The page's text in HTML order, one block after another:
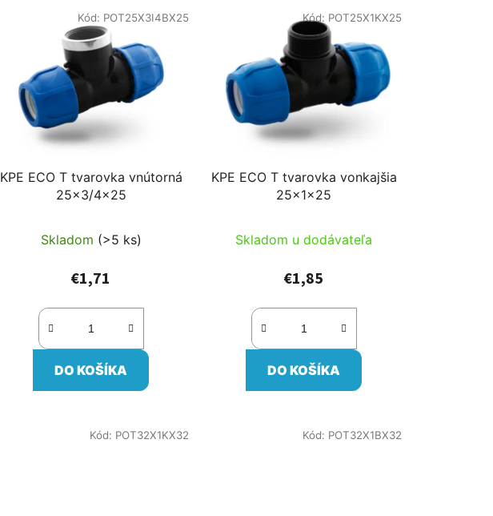
p
u
KPE ECO T tvarovka vnútorná
25x3/4x25
Skladom (>5 ks)
€1,71
DO KOŠÍKA
Kód: POT25X3I4BX25
KPE ECO T tvarovka vonkajšia
25x1x25
Skladom u dodávateľa
€1,85
DO KOŠÍKA
Kód: POT25X1KX25
Kód: POT32X1KX32 Kód: POT32X1BX32